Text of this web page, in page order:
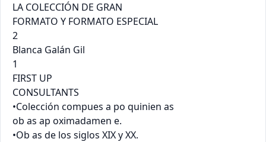
LA COLECCIÓN DE GRAN
FORMATO Y FORMATO ESPECIAL
2
Blanca Galán Gil
1
FIRST UP
CONSULTANTS
•Colección compues a po quinien as
ob as ap oximadamen e.
•Ob as de los siglos XIX y XX.